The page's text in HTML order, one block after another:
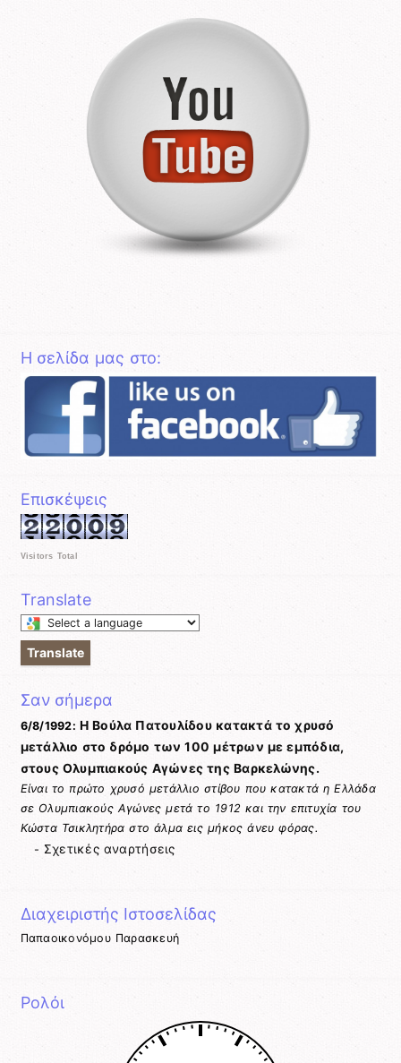
Η σελίδα μας στο:
Επισκέψεις
Visitors Total
Translate
Select
a
language
translate
this
page
Translate
Σαν σήμερα
6/8/1992: Η Βούλα Πατουλίδου κατακτά το χρυσό
μετάλλιο στο δρόμο των 100 μέτρων με εμπόδια,
στους Ολυμπιακούς Αγώνες της Βαρκελώνης.
Είναι το πρώτο χρυσό μετάλλιο στίβου που κατακτά η Ελλάδα
σε Ολυμπιακούς Αγώνες μετά το 1912 και την επιτυχία του
Κώστα Τσικλητήρα στο άλμα εις μήκος άνευ φόρας.
- Σχετικές αναρτήσεις
Διαχειριστής Ιστοσελίδας
Παπαοικονόμου Παρασκευή
Ρολόι